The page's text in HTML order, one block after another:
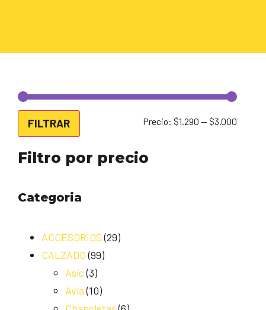
FILTRAR Precio: $1.290 —$3.000
Filtro por precio
Categoria
ACCESORIOS (29)
CALZADO (99)
Asic (3)
Avia (10)